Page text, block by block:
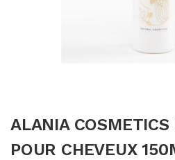
ALANIA COSMETICS
POUR CHEVEUX